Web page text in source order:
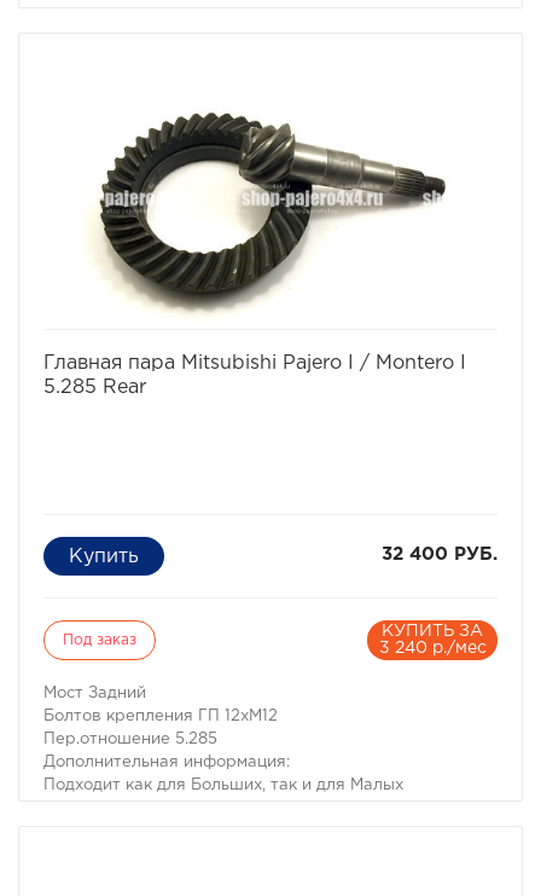
Главная пара Mitsubishi Pajero I / Montero I
5.285 Rear
32 400 РУБ.
Под заказ
КУПИТЬ ЗА
3 240 р./мес
Мост Задний
Болтов крепления ГП 12хМ12
Пер.отношение 5.285
Дополнительная информация:
Подходит как для Больших, так и для Малых